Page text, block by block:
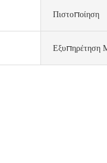
Πιστοποίηση
Εξυπηρέτηση